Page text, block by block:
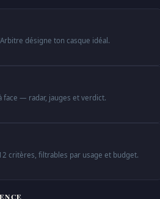
désigne ton casque idéal.
face — radar, jauges et verdict.
critères, filtrables par usage et budget.